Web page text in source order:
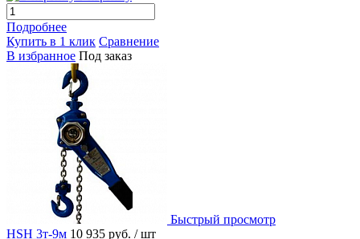
Подробнее
Купить в 1 клик Сравнение
В избранное Под заказ
Быстрый просмотр
HSH 3т-9м 10 935 руб. / шт